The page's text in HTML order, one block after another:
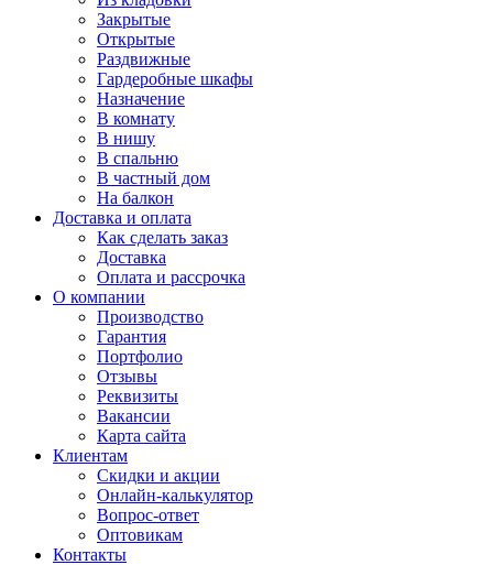
Закрытые
Открытые
Раздвижные
Гардеробные шкафы
Назначение
В комнату
В нишу
В спальню
В частный дом
На балкон
Доставка и оплата
Как сделать заказ
Доставка
Оплата и рассрочка
О компании
Производство
Гарантия
Портфолио
Отзывы
Реквизиты
Вакансии
Карта сайта
Клиентам
Скидки и акции
Онлайн-калькулятор
Вопрос-ответ
Оптовикам
Контакты